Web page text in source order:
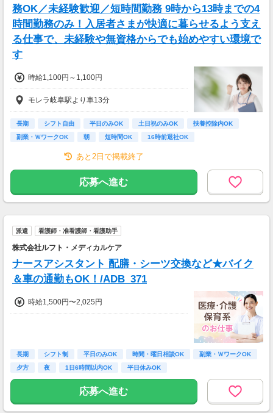
務OK／未経験歓迎／短時間勤務 9時から13時までの4
時間勤務のみ！入居者さまが快適に暮らせるよう支え
る仕事で、未経験や無資格からでも始めやすい環境で
す
時給1,100円～1,100円
モレラ岐阜駅より車13分
長期 シフト自由 平日のみOK 土日祝のみOK
扶養控除内OK
副業・ＷワークOK
朝 短時間OK 16時前退社OK
あと2日で掲載終了
応募へ進む
派遣 看護師・准看護師・看護助手
株式会社ルフト・メディカルケア
ナースアシスタント 配膳・シーツ交換など★バイク
＆車の通勤もOK！/ADB_371
時給1,500円〜2,025円
長期 シフト制 平日のみOK 時間・曜日相談OK
副業・ＷワークOK
夕方
夜 1日6時間以内OK 平日休みOK
応募へ進む